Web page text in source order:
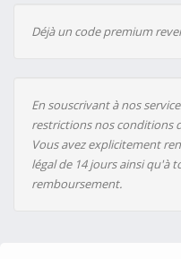
Déjà un code premium
En souscrivant à nos
restrictions nos conditions
Vous avez explicitement
légal de 14 jours ainsi qu'à
remboursement.